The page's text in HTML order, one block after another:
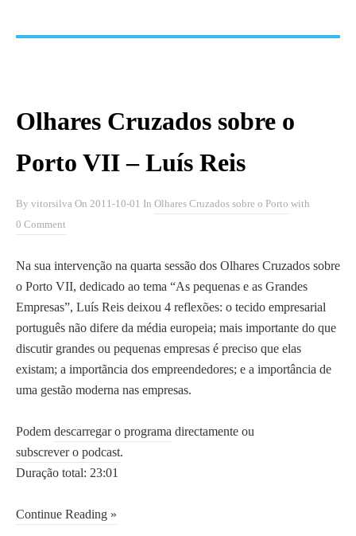
Olhares Cruzados sobre o
Porto VII – Luís Reis
By vitorsilva On 2011-10-01 In Olhares Cruzados sobre o Porto with
0 Comment
Na sua intervenção na quarta sessão dos Olhares Cruzados sobre
o Porto VII, dedicado ao tema “As pequenas e as Grandes
Empresas”, Luís Reis deixou 4 reflexões: o tecido empresarial
português não difere da média europeia; mais importante do que
discutir grandes ou pequenas empresas é preciso que elas
existam; a importãncia dos empreendedores; e a importância de
uma gestão moderna nas empresas.
Podem descarregar o programa directamente ou
subscrever o podcast.
Duração total: 23:01
Continue Reading »